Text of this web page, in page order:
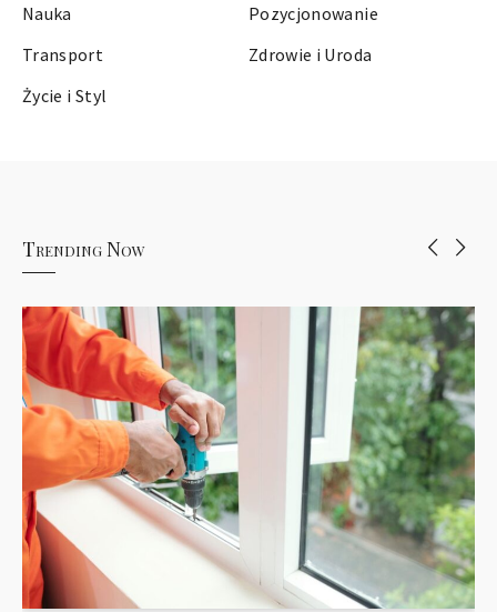
Nauka
Pozycjonowanie
Transport
Zdrowie i Uroda
Życie i Styl
Trending Now